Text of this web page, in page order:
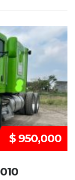
DISPONIBLE
$ 950,000